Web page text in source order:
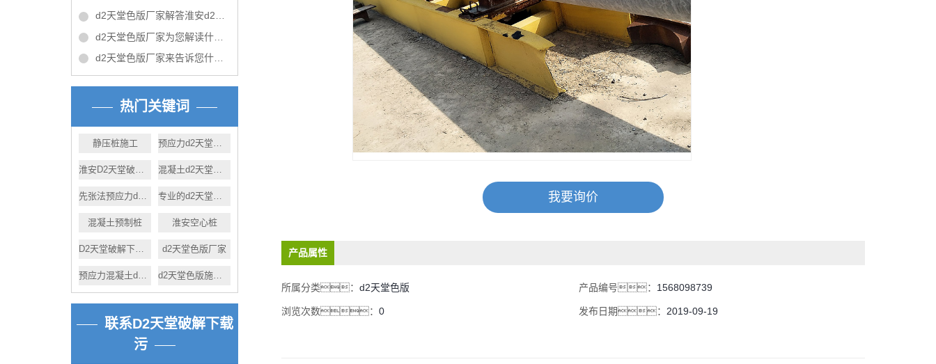
d2天堂色版厂家解答淮安d2天堂色版施工时应注意的问题！
d2天堂色版厂家为您解读什么是预应力d2天堂色版
d2天堂色版厂家来告诉您什么是沉桩
热门关键词
静压桩施工 预应力d2天堂色版工程施工
淮安D2天堂破解下载污d2天堂色版 混凝土d2天堂色版短视频哪家好
先张法预应力d2天堂色版 专业的d2天堂色版厂家
混凝土预制桩 淮安空心桩
D2天堂破解下载污d2天堂色版 d2天堂色版厂家
预应力混凝土d2天堂色版短视频 d2天堂色版施工计划
联系D2天堂破解下载
污
我要询价
产品属性
所属分类： d2天堂色版 产品编号： 1568098739
浏览次数： 0 发布日期：2019-09-19